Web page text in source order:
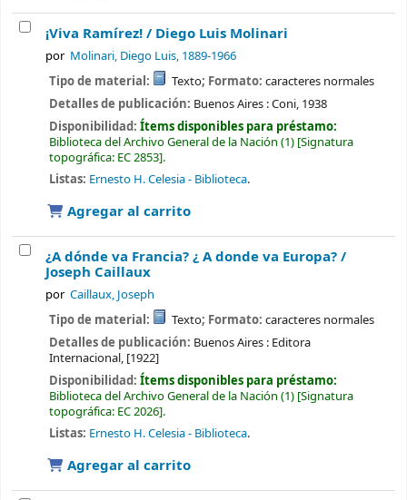
¡Viva Ramírez! / Diego Luis Molinari
por Molinari, Diego Luis, 1889-1966
Tipo de material: Texto; Formato:caracteres normales
Detalles de publicación: Buenos Aires :Coni, 1938
Disponibilidad: Ítems disponibles para préstamo:
Biblioteca del Archivo General de la Nación (1) Signatura
topográfica: EC 2853 .
Listas: Ernesto H. Celesia - Biblioteca.
Agregar al carrito
¿A dónde va Francia? ¿ A donde va Europa? /
Joseph Caillaux
por Caillaux, Joseph
Tipo de material: Texto; Formato:caracteres normales
Detalles de publicación: Buenos Aires : Editora
Internacional, [1922]
Disponibilidad: Ítems disponibles para préstamo:
Biblioteca del Archivo General de la Nación (1) Signatura
topográfica: EC 2026 .
Listas: Ernesto H. Celesia - Biblioteca.
Agregar al carrito